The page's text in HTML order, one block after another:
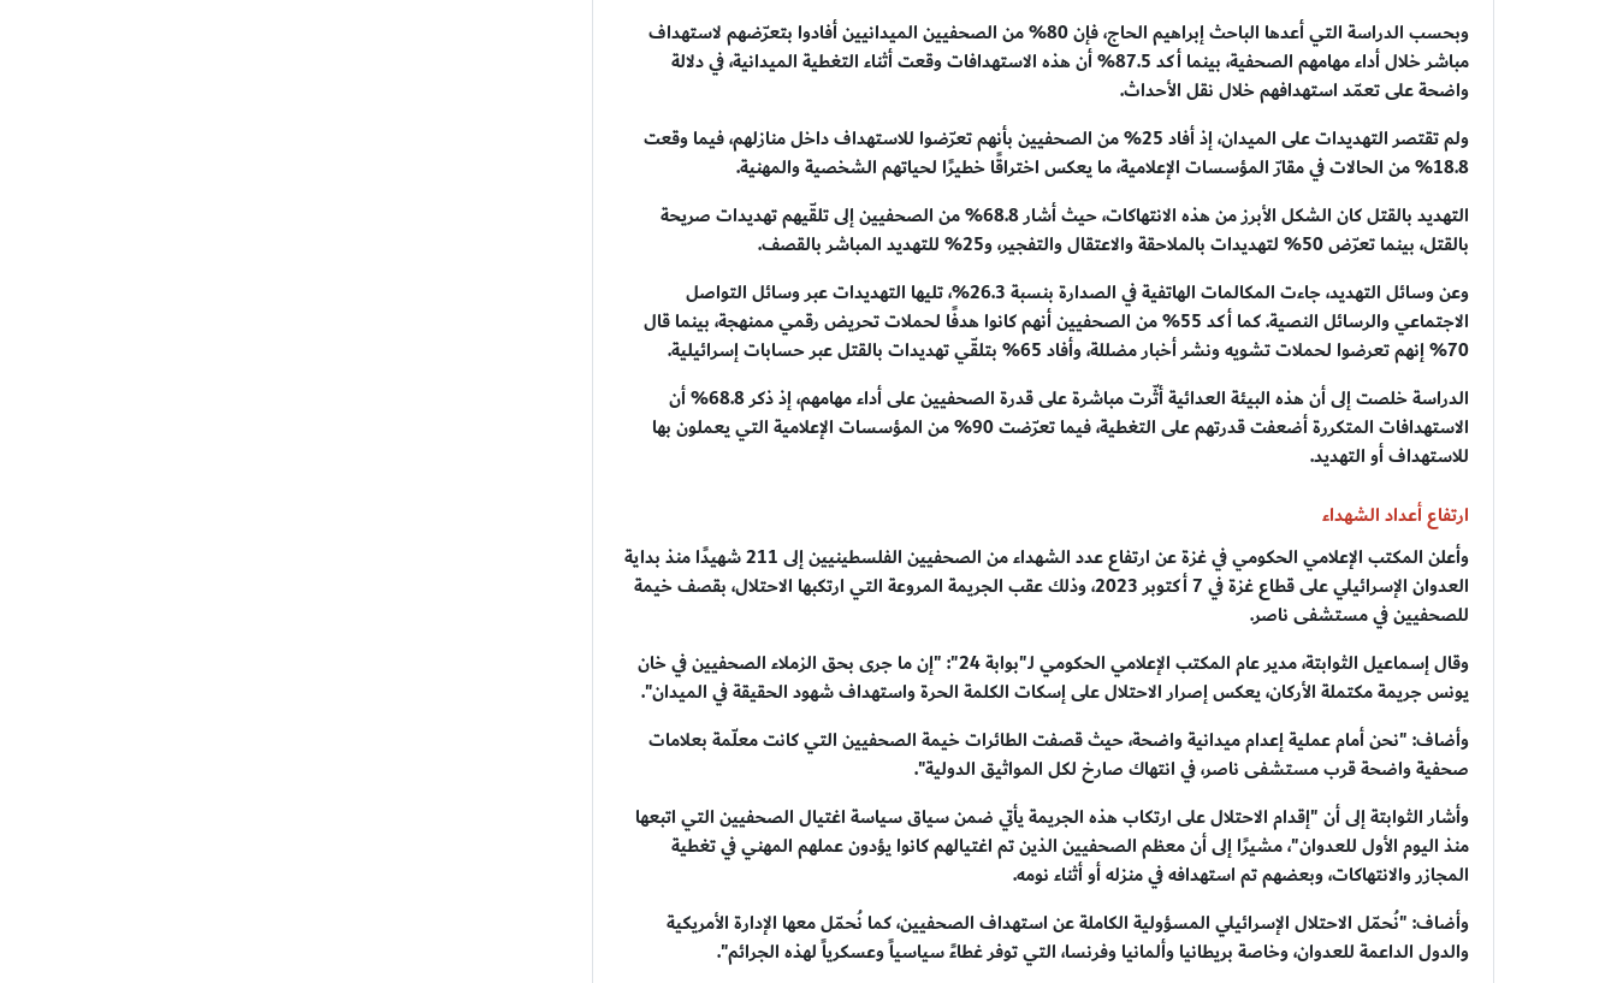
وبحسب الدراسة التي أعدها الباحث إبراهيم الحاج، فإن 80% من الصحفيين الميدانيين أفادوا بتعرّضهم لاستهداف
مباشر خلال أداء مهامهم الصحفية، بينما أكد 87.5% أن هذه الاستهدافات وقعت أثناء التغطية الميدانية، في دلالة
واضحة على تعمّد استهدافهم خلال نقل الأحداث.
ولم تقتصر التهديدات على الميدان، إذ أفاد 25% من الصحفيين بأنهم تعرّضوا للاستهداف داخل منازلهم، فيما وقعت
18.8% من الحالات في مقارّ المؤسسات الإعلامية، ما يعكس اختراقًا خطيرًا لحياتهم الشخصية والمهنية.
التهديد بالقتل كان الشكل الأبرز من هذه الانتهاكات، حيث أشار 68.8% من الصحفيين إلى تلقّيهم تهديدات صريحة
بالقتل، بينما تعرّض 50% لتهديدات بالملاحقة والاعتقال والتفجير، و25% للتهديد المباشر بالقصف.
وعن وسائل التهديد، جاءت المكالمات الهاتفية في الصدارة بنسبة 26.3%، تليها التهديدات عبر وسائل التواصل
الاجتماعي والرسائل النصية. كما أكد 55% من الصحفيين أنهم كانوا هدفًا لحملات تحريض رقمي ممنهجة، بينما قال
70% إنهم تعرضوا لحملات تشويه ونشر أخبار مضللة، وأفاد 65% بتلقّي تهديدات بالقتل عبر حسابات إسرائيلية.
الدراسة خلصت إلى أن هذه البيئة العدائية أثّرت مباشرة على قدرة الصحفيين على أداء مهامهم، إذ ذكر 68.8% أن
الاستهدافات المتكررة أضعفت قدرتهم على التغطية، فيما تعرّضت 90% من المؤسسات الإعلامية التي يعملون بها
للاستهداف أو التهديد.
ارتفاع أعداد الشهداء
وأعلن المكتب الإعلامي الحكومي في غزة عن ارتفاع عدد الشهداء من الصحفيين الفلسطينيين إلى 211 شهيدًا منذ بداية
العدوان الإسرائيلي على قطاع غزة في 7 أكتوبر 2023، وذلك عقب الجريمة المروعة التي ارتكبها الاحتلال، بقصف خيمة
للصحفيين في مستشفى ناصر.
وقال إسماعيل الثوابتة، مدير عام المكتب الإعلامي الحكومي لـ"بوابة 24": "إن ما جرى بحق الزملاء الصحفيين في خان
يونس جريمة مكتملة الأركان، يعكس إصرار الاحتلال على إسكات الكلمة الحرة واستهداف شهود الحقيقة في الميدان".
وأضاف: "نحن أمام عملية إعدام ميدانية واضحة، حيث قصفت الطائرات خيمة الصحفيين التي كانت معلّمة بعلامات
صحفية واضحة قرب مستشفى ناصر، في انتهاك صارخ لكل المواثيق الدولية".
وأشار الثوابتة إلى أن "إقدام الاحتلال على ارتكاب هذه الجريمة يأتي ضمن سياق سياسة اغتيال الصحفيين التي اتبعها
منذ اليوم الأول للعدوان"، مشيرًا إلى أن معظم الصحفيين الذين تم اغتيالهم كانوا يؤدون عملهم المهني في تغطية
المجازر والانتهاكات، وبعضهم تم استهدافه في منزله أو أثناء نومه.
وأضاف: "نُحمّل الاحتلال الإسرائيلي المسؤولية الكاملة عن استهداف الصحفيين، كما نُحمّل معها الإدارة الأمريكية
والدول الداعمة للعدوان، وخاصة بريطانيا وألمانيا وفرنسا، التي توفر غطاءً سياسياً وعسكرياً لهذه الجرائم".